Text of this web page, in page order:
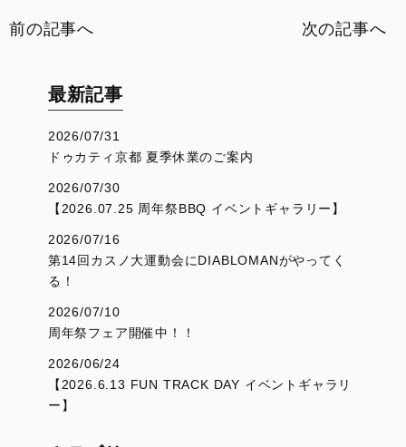
前の記事へ 次の記事へ
最新記事
2026/07/31
ドゥカティ京都 夏季休業のご案内
2026/07/30
【2026.07.25 周年祭BBQ イベントギャラリー】
2026/07/16
第14回カスノ大運動会にDIABLOMANがやってく
る！
2026/07/10
周年祭フェア開催中！！
2026/06/24
【2026.6.13 FUN TRACK DAY イベントギャラリ
ー】